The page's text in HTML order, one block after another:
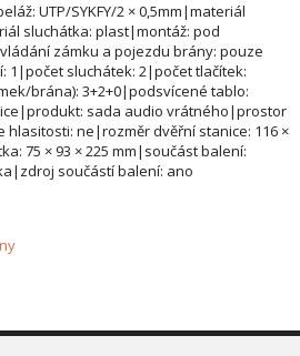
UTP/SYKFY/2 × 0,5mm|materiál
sluchátka: plast|montáž: pod
zámku a pojezdu brány: pouze
1|počet sluchátek: 2|počet tlačítek:
brána): 3+2+0|podsvícené tablo:
sada audio vrátného|prostor
ne|rozměr dvěřní stanice: 116 ×
75 × 93 × 225 mm|součást balení:
součástí balení: ano